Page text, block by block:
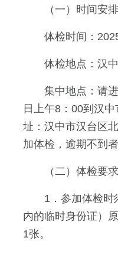
（一）时间安排
体检时间：
体检地点：汉
集中地点：请
日上午8：00到汉
址：汉中市汉台区
加体检，逾期不到
（二）体检要求
1．参加体检时
内的临时身份证）
1张。